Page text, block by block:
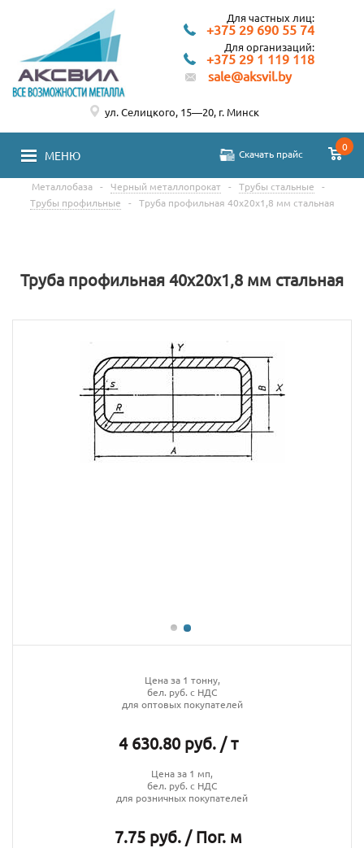
Для частных лиц:
+375 29 690 55 74
Для организаций:
+375 29 1 119 118
sale@aksvil.by
МЕНЮ Скачать прайс
0
ул. Селицкого, 15—20, г. Минск
Металлобаза - Черный металлопрокат - Трубы стальные
-
Трубы профильные
- Труба профильная 40х20х1,8 мм стальная
Труба профильная 40х20х1,8 мм стальная
Цена за 1 тонну,
бел. руб. с НДС
для оптовых покупателей
4 630.80 руб. / т
Цена за 1 мп,
бел. руб. с НДС
для розничных покупателей
7.75 руб. / Пог. м